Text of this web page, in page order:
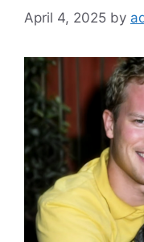
April 4, 2025 by